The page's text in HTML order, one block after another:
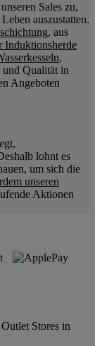
Sales zu,
auszustatten.
, aus
Induktionsherde
,
und Qualität in
Angeboten
lohnt es
um sich die
unseren
Aktionen
Stores in